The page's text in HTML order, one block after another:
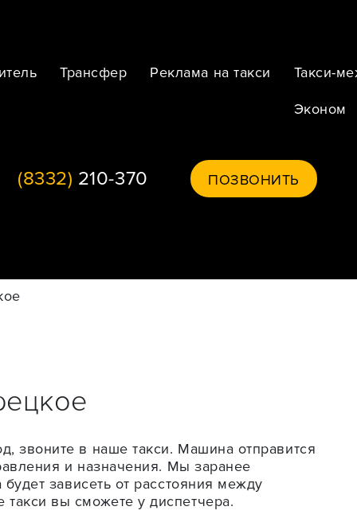
Трансфер Реклама на такси Такси-
Эконом
(8332) 210-370 ПОЗВОНИТЬ
звоните в наше такси. Машина отправится
и назначения. Мы заранее
зависеть от расстояния между
вы сможете у диспетчера.